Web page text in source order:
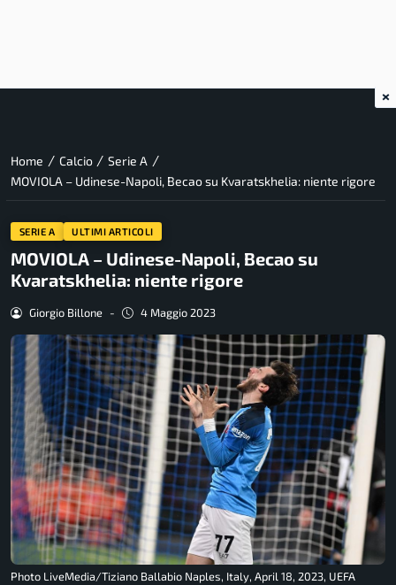
Home / Calcio / Serie A /
MOVIOLA – Udinese-Napoli, Becao su Kvaratskhelia: niente rigore
SERIE A ULTIMI ARTICOLI
MOVIOLA – Udinese-Napoli, Becao su
Kvaratskhelia: niente rigore
Giorgio Billone - 4 Maggio 2023
Photo LiveMedia/Tiziano Ballabio Naples, Italy, April 18, 2023, UEFA
×